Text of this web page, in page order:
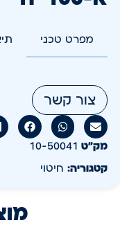
מפרט טכני
צור קשר
מק״ט 10-50041
קטגוריה: חיטוי